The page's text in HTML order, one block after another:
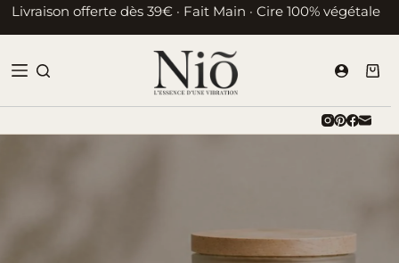
Passer
au
Livraison offerte dès 39€ · Fait Main · Cire 100% végétale